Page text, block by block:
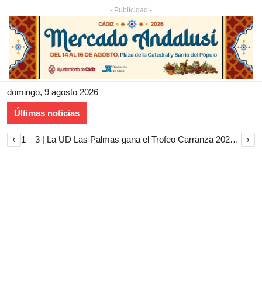
- Publicidad -
domingo, 9 agosto 2026
Últimas noticias
‹ 1 – 3 | La UD Las Palmas gana el Trofeo Carranza 2026 tras imponerse al Cádiz CF ›